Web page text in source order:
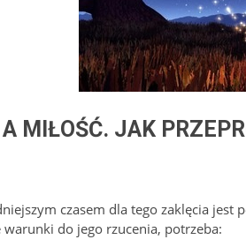
MIŁOŚĆ. JAK
czasem dla tego zaklęcia jest
do jego rzucenia, potrzeba: